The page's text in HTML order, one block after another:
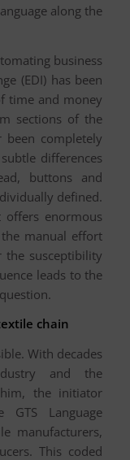
along the
business
(EDI) has been
time and money
sections of the
completely
differences
buttons and
defined.
enormous
manual effort
susceptibility
leads to the
chain
With decades
and the
the initiator
GTS Language
manufacturers,
This coded